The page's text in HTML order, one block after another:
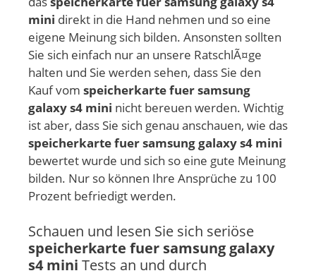
mini direkt in die Hand nehmen und so eine
eigene Meinung sich bilden. Ansonsten sollten
Sie sich einfach nur an unsere RatschlÃ¤ge
halten und Sie werden sehen, dass Sie den
Kauf vom speicherkarte fuer samsung
galaxy s4 mini nicht bereuen werden. Wichtig
ist aber, dass Sie sich genau anschauen, wie das
speicherkarte fuer samsung galaxy s4 mini
bewertet wurde und sich so eine gute Meinung
bilden. Nur so können Ihre Ansprüche zu 100
Prozent befriedigt werden.
Schauen und lesen Sie sich seriöse
speicherkarte fuer samsung galaxy
s4 mini Tests an und durch